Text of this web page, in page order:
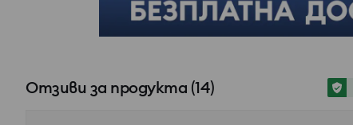
Отзиви за продукта (14)